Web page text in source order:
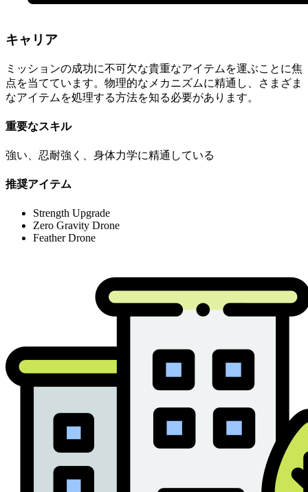
キャリア
ミッションの成功に不可欠な貴重なアイテムを運ぶことに焦
点を当てています。物理的なメカニズムに精通し、さまざま
なアイテムを処理する方法を知る必要があります。
重要なスキル
強い、忍耐強く、身体力学に精通している
推奨アイテム
Strength Upgrade
Zero Gravity Drone
Feather Drone